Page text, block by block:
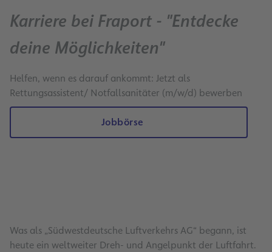
Karriere bei Fraport - "Entdecke
deine Möglichkeiten"
Helfen, wenn es darauf ankommt: Jetzt als
Rettungsassistent/ Notfallsanitäter (m/w/d) bewerben
Jobbörse
Was als „Südwestdeutsche Luftverkehrs AG“ begann, ist
heute ein weltweiter Dreh- und Angelpunkt der Luftfahrt.